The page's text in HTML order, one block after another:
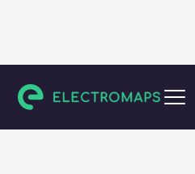
Norfolk County